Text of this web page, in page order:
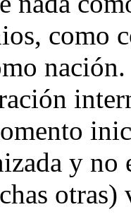
como
y no
otras)